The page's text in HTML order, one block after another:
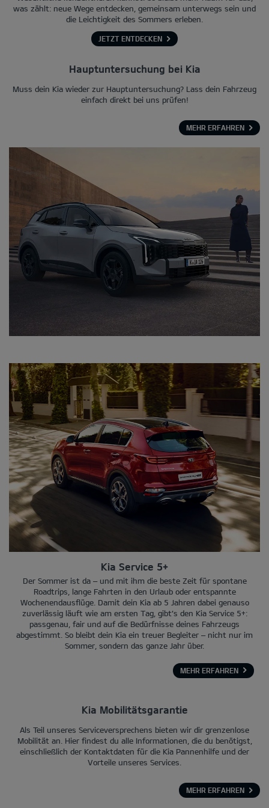
was zählt: neue Wege entdecken, gemeinsam unterwegs sein und
die Leichtigkeit des Sommers erleben.
JETZT ENTDECKEN
Hauptuntersuchung bei Kia
Muss dein Kia wieder zur Hauptuntersuchung? Lass dein Fahrzeug
einfach direkt bei uns prüfen!
MEHR ERFAHREN
Kia Service 5+
Der Sommer ist da – und mit ihm die beste Zeit für spontane
Roadtrips, lange Fahrten in den Urlaub oder entspannte
Wochenendausflüge. Damit dein Kia ab 5 Jahren dabei genauso
zuverlässig läuft wie am ersten Tag, gibt’s den Kia Service 5+:
passgenau, fair und auf die Bedürfnisse deines Fahrzeugs
abgestimmt. So bleibt dein Kia ein treuer Begleiter – nicht nur im
Sommer, sondern das ganze Jahr über.
MEHR ERFAHREN
Kia Mobilitätsgarantie
Als Teil unseres Serviceversprechens bieten wir dir grenzenlose
Mobilität an. Hier findest du alle Informationen, die du benötigst,
einschließlich der Kontaktdaten für die Kia Pannenhilfe und der
Vorteile unseres Services.
MEHR ERFAHREN